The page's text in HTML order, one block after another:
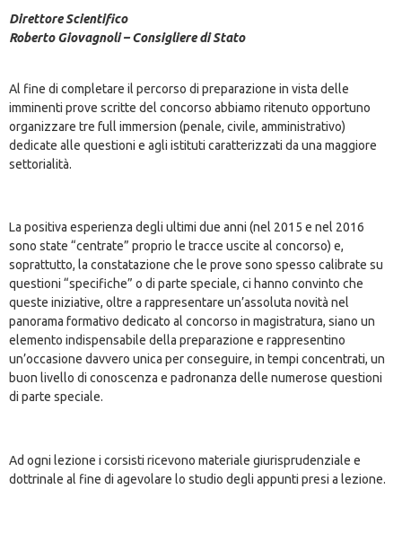
Direttore Scientifico
Roberto Giovagnoli – Consigliere di Stato
Al fine di completare il percorso di preparazione in vista delle
imminenti prove scritte del concorso abbiamo ritenuto opportuno
organizzare tre full immersion (penale, civile, amministrativo)
dedicate alle questioni e agli istituti caratterizzati da una maggiore
settorialità.
La positiva esperienza degli ultimi due anni (nel 2015 e nel 2016
sono state “centrate” proprio le tracce uscite al concorso) e,
soprattutto, la constatazione che le prove sono spesso calibrate su
questioni “specifiche” o di parte speciale, ci hanno convinto che
queste iniziative, oltre a rappresentare un’assoluta novità nel
panorama formativo dedicato al concorso in magistratura, siano un
elemento indispensabile della preparazione e rappresentino
un’occasione davvero unica per conseguire, in tempi concentrati, un
buon livello di conoscenza e padronanza delle numerose questioni
di parte speciale.
Ad ogni lezione i corsisti ricevono materiale giurisprudenziale e
dottrinale al fine di agevolare lo studio degli appunti presi a lezione.